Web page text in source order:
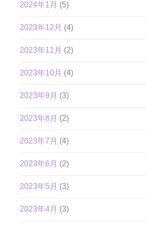
2024年1月 (5)
2023年12月 (4)
2023年11月 (2)
2023年10月 (4)
2023年9月 (3)
2023年8月 (2)
2023年7月 (4)
2023年6月 (2)
2023年5月 (3)
2023年4月 (3)